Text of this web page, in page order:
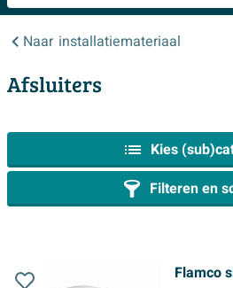
Naar installatiemateriaal
Afsluiters
Kies
Filteren en
Flamco